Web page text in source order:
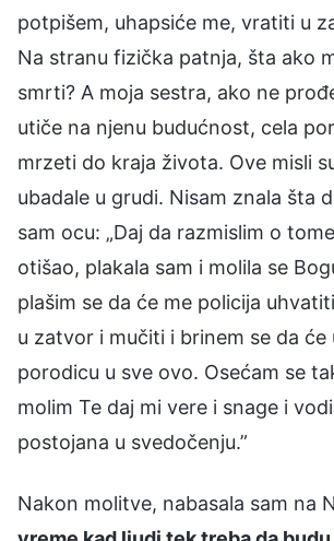
potpišem, uhapsiće me, vratiti u
Na stranu fizička patnja, šta ako
smrti? A moja sestra, ako ne
utiče na njenu budućnost, cela
mrzeti do kraja života. Ove misli
ubadale u grudi. Nisam znala šta
sam ocu: „Daj da razmislim o
otišao, plakala sam i molila se
plašim se da će me policija
u zatvor i mučiti i brinem se da će
porodicu u sve ovo. Osećam se
molim Te daj mi vere i snage i
postojana u svedočenju.”
Nakon molitve, nabasala sam na